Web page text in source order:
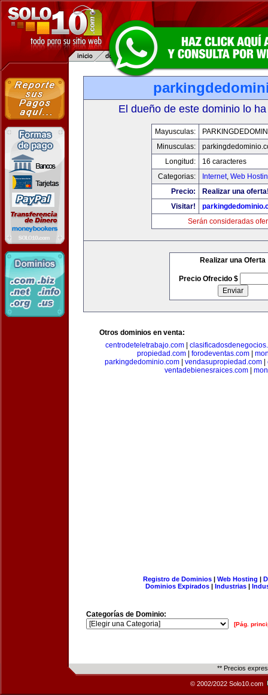
El dueño de este dominio lo
Mayusculas:
Minusculas:
Longitud:
16 caracteres
Categorias:
Internet, Web
Precio:
Realizar una
Visitar!
Serán consideradas
Realizar una Oferta
Precio Ofrecido $
Otros dominios en venta:
centrodeteletrabajo.com
propiedad.com
forodeventas.com
parkingdedominio.com| vendasupropiedad.com|
ventadebienesraices.com
Registro de Dominios| Web Hosting |
Dominios Expirados | Industrias |
Categorías de Dominio:
[Pág.
** Precios
© 2002/2022 Solo10.com